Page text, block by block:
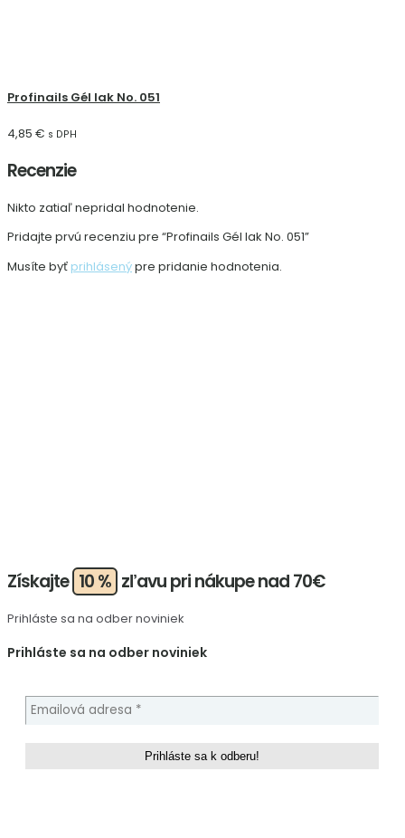
Profinails Gél lak No. 051
4,85 € s DPH
Recenzie
Nikto zatiaľ nepridal hodnotenie.
Pridajte prvú recenziu pre “Profinails Gél lak No. 051”
Musíte byť prihlásenýpre pridanie hodnotenia.
Získajte 10 % zľavu pri nákupe nad 70€
Prihláste sa na odber noviniek
Prihláste sa na odber noviniek